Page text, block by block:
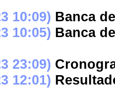
10:09) Banca
10:05) Banca
23:09)
12:01)